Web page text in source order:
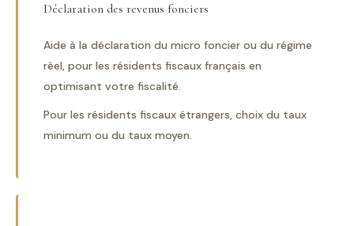
Déclaration des revenus fonciers
Aide à la déclaration du micro foncier ou du régime
réel, pour les résidents fiscaux français en
optimisant votre fiscalité.
Pour les résidents fiscaux étrangers, choix du taux
minimum ou du taux moyen.